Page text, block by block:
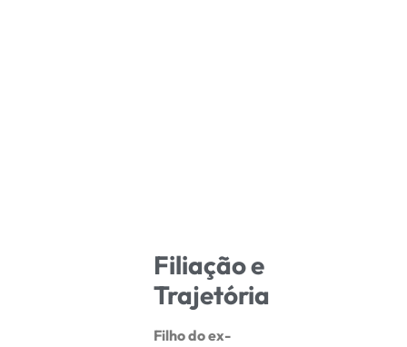
Filiação e
Trajetória
Filho do ex-